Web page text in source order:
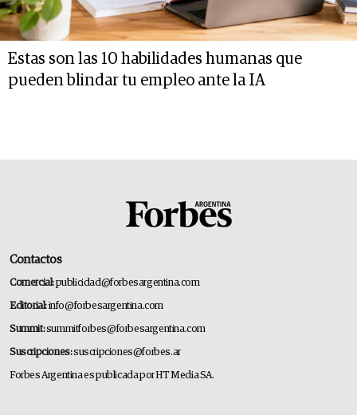
Estas son las 10 habilidades humanas que
pueden blindar tu empleo ante la IA
Contactos
Comercial:publicidad@forbesargentina.com
Editorial:info@forbesargentina.com
Summit:summitforbes@forbesargentina.com
Suscripciones:suscripciones@forbes.ar
Forbes Argentina es publicada por HT Media SA.